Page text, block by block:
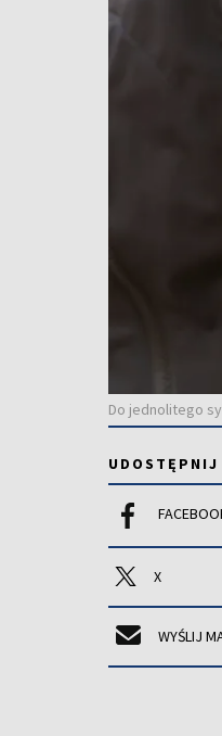
Do jednolitego
UDOSTĘPNIJ
X
WYŚLIJ